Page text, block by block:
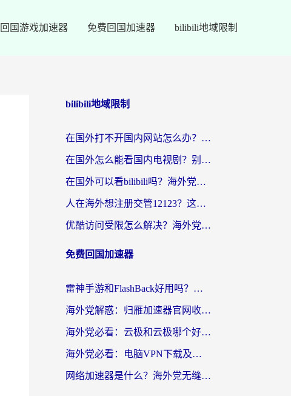
回国游戏加速器 免费回国加速器 bilibili地域限制
bilibili地域限制
在国外打不开国内网站怎么办？海外华人亲测的回国加速器选择指南
在国外怎么能看国内电视剧？别再踩坑！这篇给你真实解决方案
在国外可以看bilibili吗？海外党追剧看番的终极解决方案来了
人在海外想注册交管12123？这篇攻略帮你搞定（附回国加速神器）
优酷访问受限怎么解决？海外党亲测有效的回国加速方案
免费回国加速器
雷神手游和FlashBack好用吗？海外党亲测指南，避开破解版坑轻松访问国内资源
海外党解惑：归雁加速器官网收费吗？+3个回国加速问题的真实答案
海外党必看：云极和云极哪个好？3分钟选对回国加速器，无缝访问国内资源
海外党必看：电脑VPN下载及回国加速器选择指南——无缝访问国内资源不再难
网络加速器是什么？海外党无缝刷剧、看NBA的实用指南